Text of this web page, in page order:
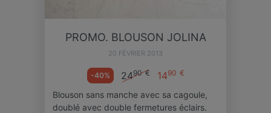
PROMO. BLOUSON JOLINA
20 FÉVRIER 2013
-40% 2490 € 1490 €
Blouson sans manche avec sa cagoule,
doublé avec double fermetures éclairs.